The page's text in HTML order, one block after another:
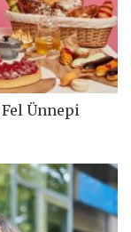
Fel Ünnepi